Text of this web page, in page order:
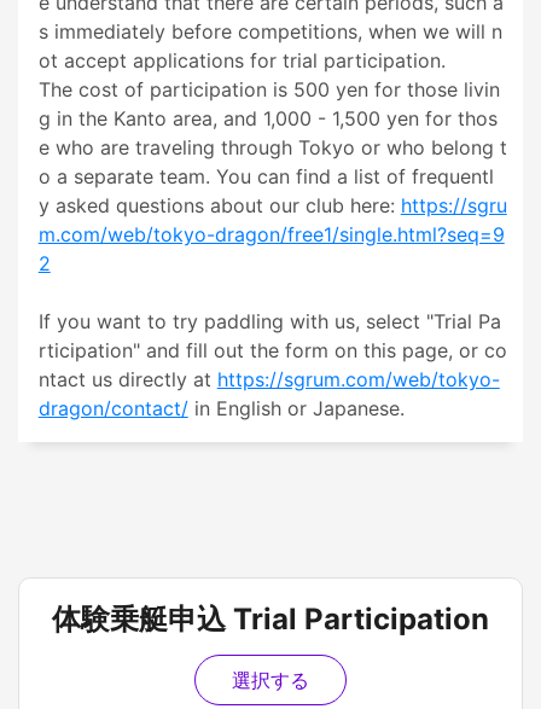
s immediately before competitions, when we will n
ot accept applications for trial participation.
The cost of participation is 500 yen for those livin
g in the Kanto area, and 1,000 - 1,500 yen for thos
e who are traveling through Tokyo or who belong t
o a separate team. You can find a list of frequentl
y asked questions about our club here: https://sgru
m.com/web/tokyo-dragon/free1/single.html?seq=9
2
If you want to try paddling with us, select "Trial Pa
rticipation" and fill out the form on this page, or co
ntact us directly at https://sgrum.com/web/tokyo-
dragon/contact/ in English or Japanese.
体験乗艇申込 Trial Participation
選択する